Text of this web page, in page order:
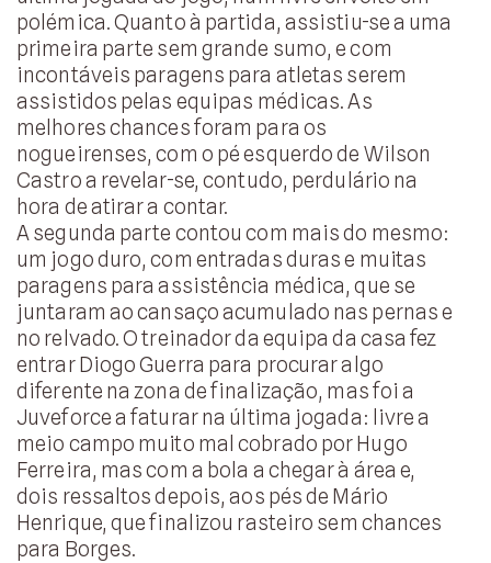
polémica. Quanto à partida, assistiu-se a uma
primeira parte sem grande sumo, e com
incontáveis paragens para atletas serem
assistidos pelas equipas médicas. As
melhores chances foram para os
nogueirenses, com o pé esquerdo de Wilson
Castro a revelar-se, contudo, perdulário na
hora de atirar a contar.
A segunda parte contou com mais do mesmo:
um jogo duro, com entradas duras e muitas
paragens para assistência médica, que se
juntaram ao cansaço acumulado nas pernas e
no relvado. O treinador da equipa da casa fez
entrar Diogo Guerra para procurar algo
diferente na zona de finalização, mas foi a
Juveforce a faturar na última jogada: livre a
meio campo muito mal cobrado por Hugo
Ferreira, mas com a bola a chegar à área e,
dois ressaltos depois, aos pés de Mário
Henrique, que finalizou rasteiro sem chances
para Borges.